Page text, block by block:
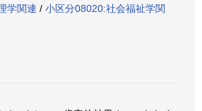
学関連 / 小区分08020:社会福祉学関